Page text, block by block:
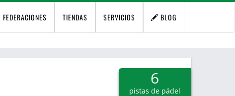
FEDERACIONES TIENDAS SERVICIOS BLOG
6
pistas de pádel